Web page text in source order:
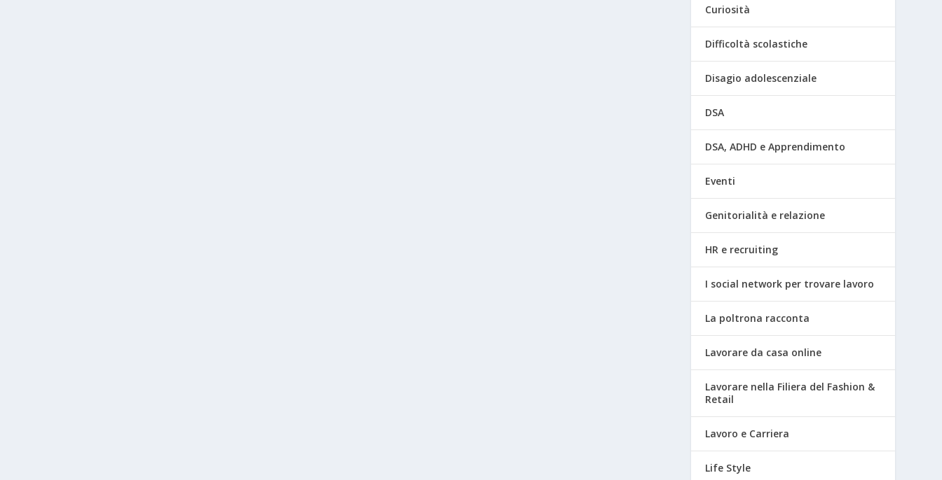
Curiosità
Difficoltà scolastiche
Disagio adolescenziale
DSA
DSA, ADHD e Apprendimento
Eventi
Genitorialità e relazione
HR e recruiting
I social network per trovare lavoro
La poltrona racconta
Lavorare da casa online
Lavorare nella Filiera del Fashion &
Retail
Lavoro e Carriera
Life Style